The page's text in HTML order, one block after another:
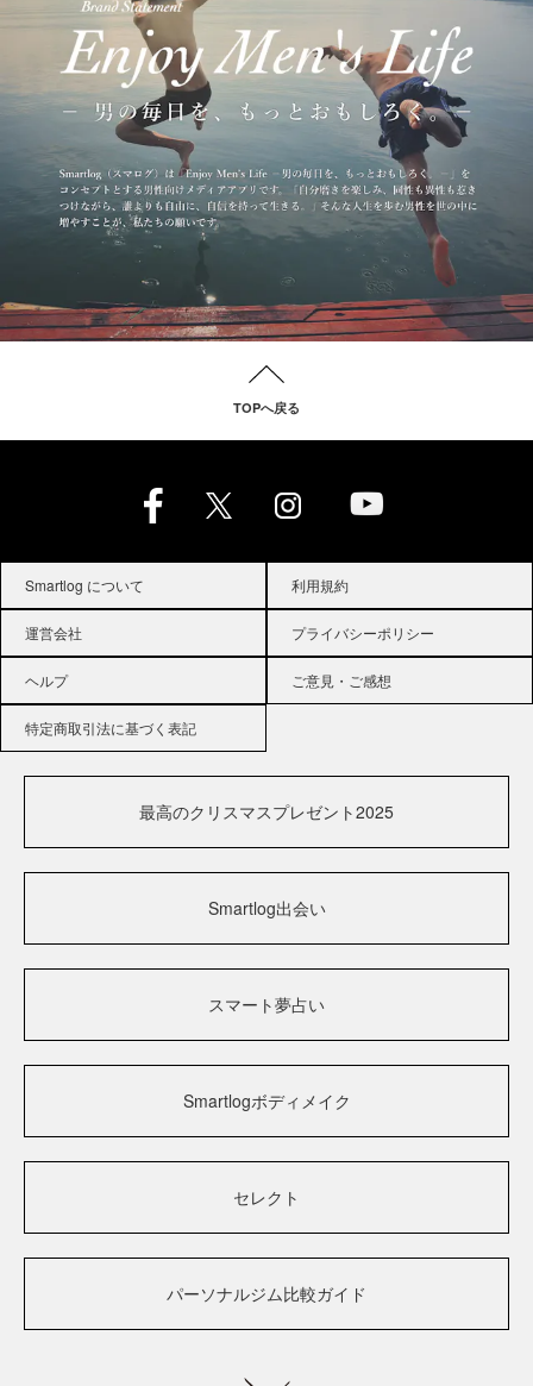
TOPへ戻る
Smartlog について 利用規約
運営会社 プライバシーポリシー
ヘルプ ご意見・ご感想
特定商取引法に基づく表記
最高のクリスマスプレゼント2025
Smartlog出会い
スマート夢占い
Smartlogボディメイク
セレクト
パーソナルジム比較ガイド